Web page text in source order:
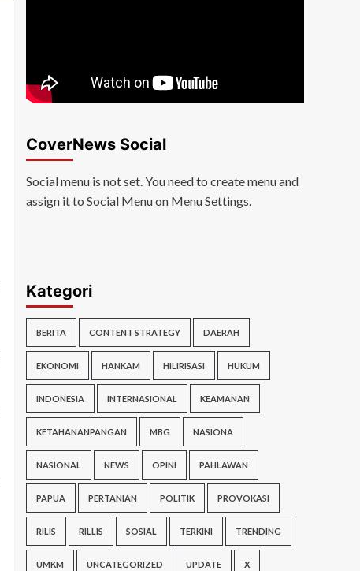
CoverNews Social
Social menu is not set. You need to create menu and
assign it to Social Menu on Menu Settings.
Kategori
BERITA CONTENT STRATEGY DAERAH
EKONOMI HANKAM HILIRISASI HUKUM
INDONESIA INTERNASIONAL KEAMANAN
KETAHANANPANGAN MBG NASIONA
NASIONAL NEWS OPINI PAHLAWAN
PAPUA PERTANIAN POLITIK PROVOKASI
RILIS RILLIS SOSIAL TERKINI TRENDING
UMKM UNCATEGORIZED UPDATE X